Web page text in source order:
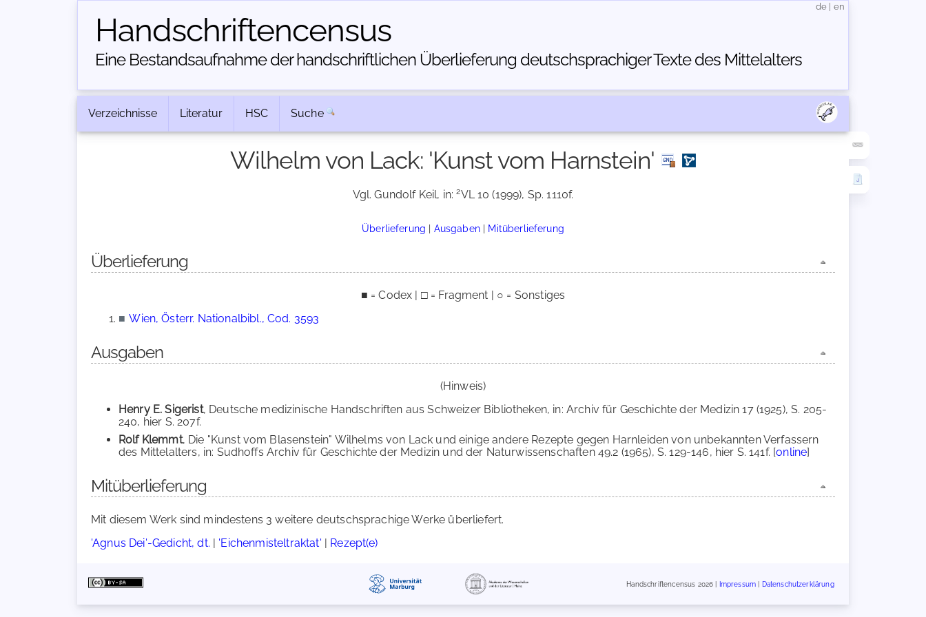
Handschriften­census
Eine Bestandsaufnahme der handschriftlichen Über­lieferung deutschsprachiger Texte des Mittelalters
de en
Verzeichnisse Literatur HSC Suche
Wilhelm von Lack: 'Kunst vom Harnstein'
Vgl. Gundolf Keil, in:2VL 10 (1999), Sp. 1110f.
Überlieferung | Ausgaben| Mitüberlieferung
Überlieferung
■ = Codex | □ = Fragment | ○ = Sonstiges
■ Wien, Österr. Nationalbibl., Cod. 3593
Ausgaben
(Hinweis)
Henry E. Sigerist, Deutsche medizinische Handschriften aus Schweizer Bibliotheken, in: Archiv für Geschichte der Medizin 17 (1925), S. 205-
240, hier S. 207f.
Rolf Klemmt, Die "Kunst vom Blasenstein" Wilhelms von Lack und einige andere Rezepte gegen Harnleiden von unbekannten Verfassern
des Mittelalters, in: Sudhoffs Archiv für Geschichte der Medizin und der Naturwissenschaften 49.2 (1965), S. 129-146, hier S. 141f. [online]
Mitüberlieferung
Mit diesem Werk sind mindestens 3 weitere deutschsprachige Werke überliefert.
'Agnus Dei'-Gedicht, dt. | 'Eichenmisteltraktat' | Rezept(e)
Handschriftencensus 2026 | Impressum Datenschutzerklärung